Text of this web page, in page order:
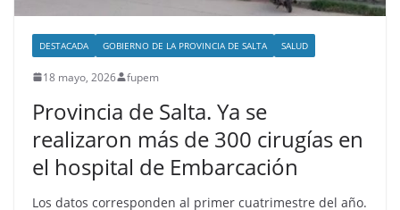
DESTACADA GOBIERNO DE LA PROVINCIA DE SALTA SALUD
18 mayo, 2026 fupem
Provincia de Salta. Ya se
realizaron más de 300 cirugías en
el hospital de Embarcación
Los datos corresponden al primer cuatrimestre del año.